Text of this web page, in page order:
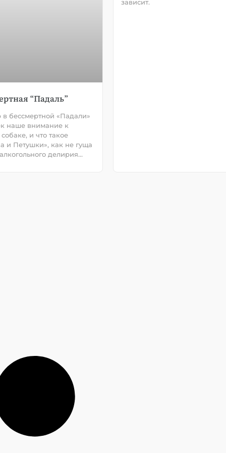
“Падаль”
в бессмертной «Падали»
наше внимание к
и что такое
и Петушки», как не гуща
делирия…
зависит.